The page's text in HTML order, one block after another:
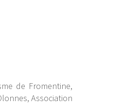
de Fromentine,
Association